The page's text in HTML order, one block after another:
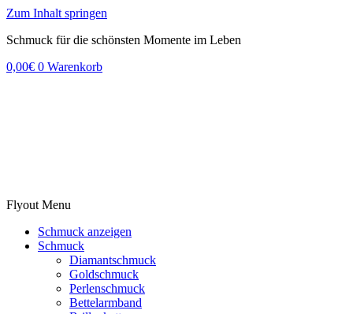
Zum Inhalt springen
Schmuck für die schönsten Momente im Leben
0,00€ 0 Warenkorb
Flyout Menu
Schmuck anzeigen
Schmuck
Diamantschmuck
Goldschmuck
Perlenschmuck
Bettelarmband